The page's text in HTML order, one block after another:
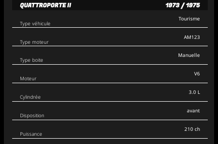
QUATTROPORTE II 1973 / 1975
Type véhicule
Type moteur
Type boite
Tourisme
AM123
Manuelle
Moteur
Cylindrée
Disposition
V6
3.0 L
avant
Puissance
210 ch